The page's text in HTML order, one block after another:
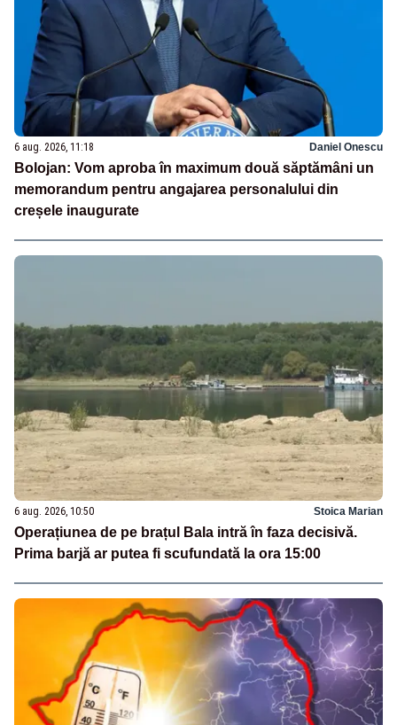
6 aug. 2026, 11:18 Daniel Onescu
Bolojan: Vom aproba în maximum două săptămâni un
memorandum pentru angajarea personalului din
creșele inaugurate
6 aug. 2026, 10:50 Stoica Marian
Operațiunea de pe brațul Bala intră în faza decisivă.
Prima barjă ar putea fi scufundată la ora 15:00